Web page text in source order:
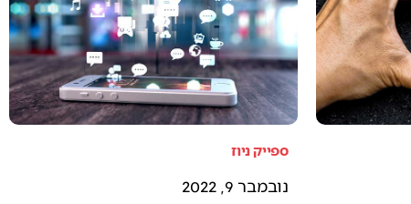
ספייק ניוז
נובמבר 9, 2022